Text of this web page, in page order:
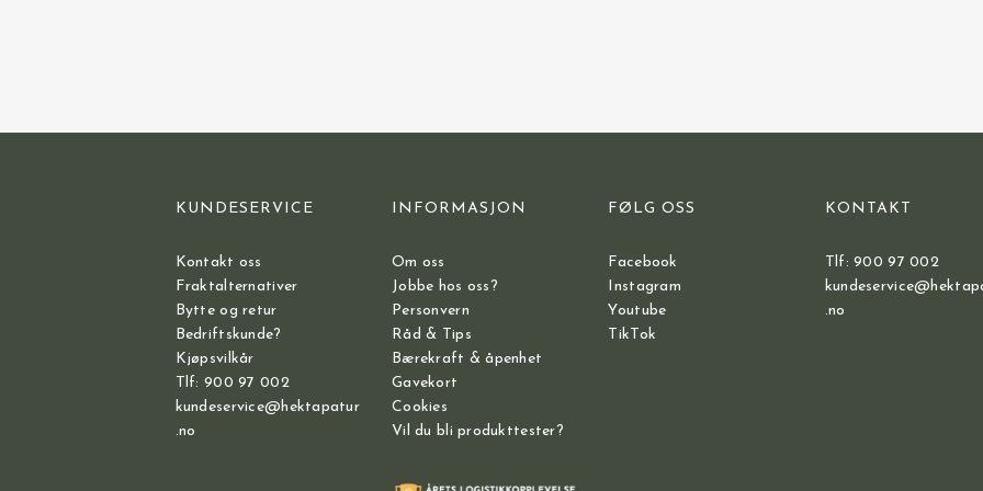
KUNDESERVICE
Kontakt oss
Fraktalternativer
Bytte og retur
Bedriftskunde?
Kjøpsvilkår
Tlf: 900 97 002
kundeservice@hektapatur
.no
INFORMASJON
Om oss
Jobbe hos oss?
Personvern
Råd & Tips
Bærekraft & åpenhet
Gavekort
Cookies
Vil du bli produkttester?
FØLG OSS
Facebook
Instagram
Youtube
TikTok
KONTAKT
Tlf: 900 97 002
.no